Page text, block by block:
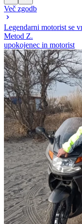
Več zgodb
Legendarni motorist se
Metod Z.
upokojenec in motorist